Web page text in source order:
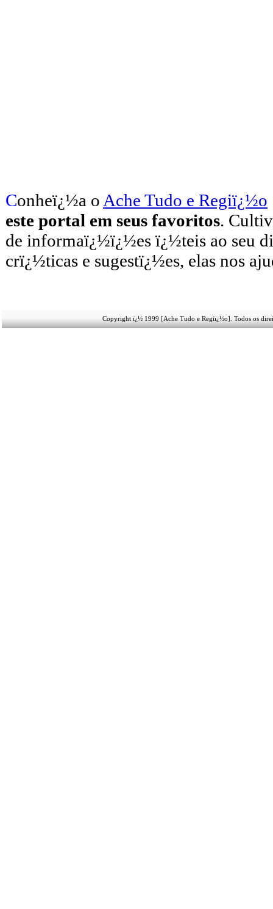
Conheï¿½a o Ache Tudo e Regiï¿½o
este portal em seus favoritos.
de informaï¿½ï¿½es ï¿½teis ao seu
crï¿½ticas e sugestï¿½es, elas nos
Copyright ï¿½ 1999 [Ache Tudo e Regiï¿½o]. Todos os